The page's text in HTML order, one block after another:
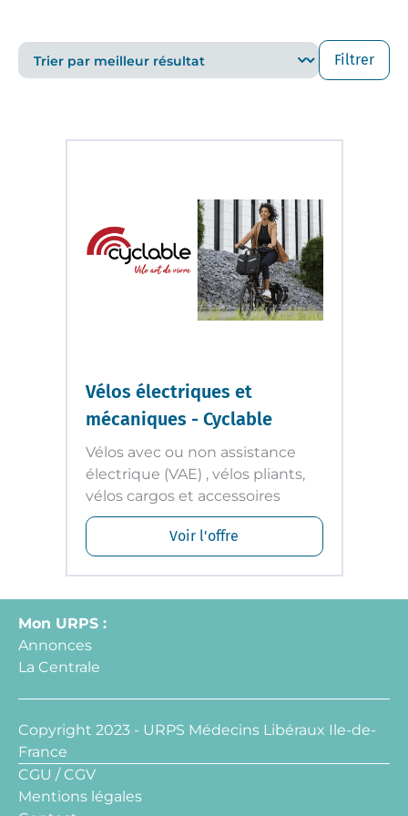
Filtrer
Vélos électriques et
mécaniques - Cyclable
Vélos avec ou non assistance
électrique (VAE) , vélos pliants,
vélos cargos et accessoires
Voir l'offre
Mon URPS :
Annonces
La Centrale
Copyright 2023 - URPS Médecins Libéraux Ile-de-
France
CGU / CGV
Mentions légales